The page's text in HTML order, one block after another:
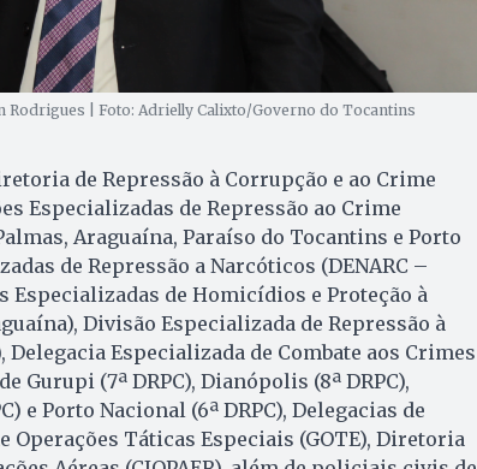
Rodrigues | Foto: Adrielly Calixto/Governo do Tocantins
de Repressão à Corrupção e ao Crime
Especializadas de Repressão ao Crime
Araguaína, Paraíso do Tocantins e Porto
de Repressão a Narcóticos (DENARC –
Especializadas de Homicídios e Proteção à
Divisão Especializada de Repressão à
Delegacia Especializada de Combate aos Crimes
Gurupi (7ª DRPC), Dianópolis (8ª DRPC),
e Porto Nacional (6ª DRPC), Delegacias de
Operações Táticas Especiais (GOTE), Diretoria